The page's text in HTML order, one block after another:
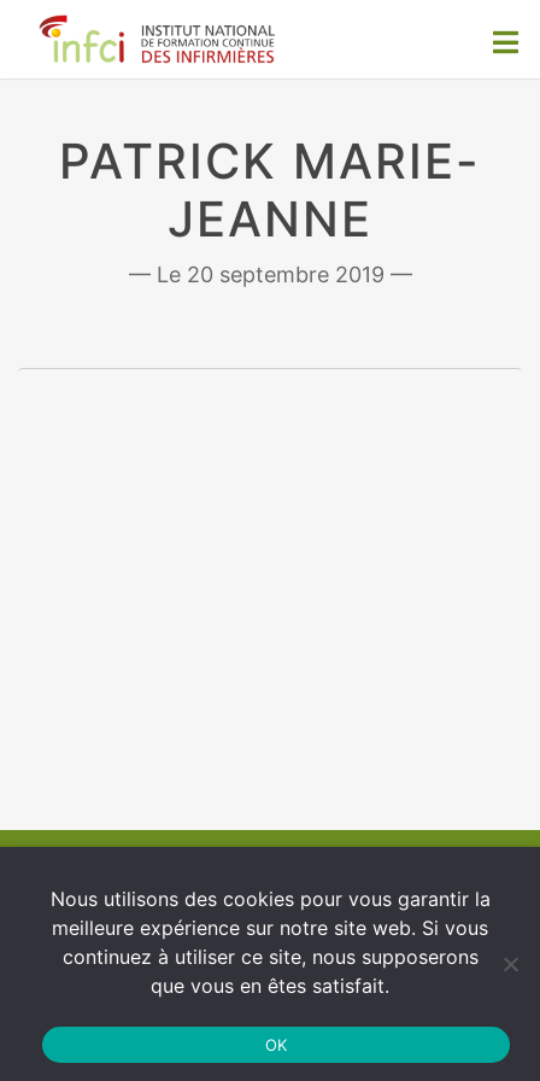
PATRICK MARIE-
JEANNE
20 septembre 2019
Nous utilisons des cookies pour vous garantir la
meilleure expérience sur notre site web. Si vous
continuez à utiliser ce site, nous supposerons
que vous en êtes satisfait.
OK
Conditions générales d’utilisation
Protection des Données